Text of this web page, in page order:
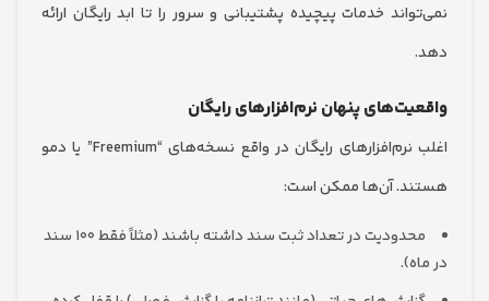
خدمات پیچیده پشتیبانی و سرور را تا ابد رایگان ارائه
پنهان نرم‌افزارهای رایگان
اغلب نرم‌افزارهای رایگان در واقع نسخه‌های “Freemium” یا دمو
آن‌ها ممکن است:
محدودیت در تعداد ثبت سند داشته باشند (مثلاً فقط ۱۰۰ سند